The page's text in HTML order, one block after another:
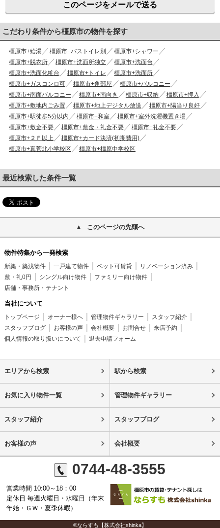
このページをメールで送る
こだわり条件から橿原市の物件を探す
橿原市+給湯 橿原市+バストイレ別
橿原市+シャワー
橿原市+脱衣所
橿原市+洗面所独立
橿原市+洗面台
橿原市+洗面化粧台
橿原市+トイレ
橿原市+洗面所
橿原市+ガスコンロ可
橿原市+角部屋
橿原市+バルコニー
橿原市+南面バルコニー
橿原市+南向き 橿原市+収納
橿原市+押入
橿原市+敷地内ごみ置
橿原市+地上デジタル放送
橿原市+陽当り良好
橿原市+駅徒歩5分以内
橿原市+和室
橿原市+室外洗濯機置き場
橿原市+敷金不要
橿原市+敷金・礼金不要
橿原市+礼金不要
橿原市+２Ｆ以上
橿原市+カード決済(初期費用)
橿原市+真菅北小学校区
橿原市+橿原中学校区
最近検索した条件一覧
このページの先頭へ
物件特集から一発検索
新築・築浅物件 一戸建て物件 ペット可賃貸
リノベーション済み
敷・礼0円
シングル向け物件
ファミリー向け物件
店舗・事務所・テナント
当社について
トップページ オーナー様へ 管理物件ギャラリー
スタッフ紹介
スタッフブログ
お客様の声 会社概要 お問合せ
来店予約
個人情報の取り扱いについて
退去申請フォーム
エリアから検索 駅から検索
お気に入り物件一覧 管理物件ギャラリー
スタッフ紹介 スタッフブログ
お客様の声 会社概要
0744-48-3555
営業時間 10:00～18：00
定休日 毎週火曜日・水曜日（年末
年始・ＧＷ・夏季休暇）
©ならすも【株式会社shinka】